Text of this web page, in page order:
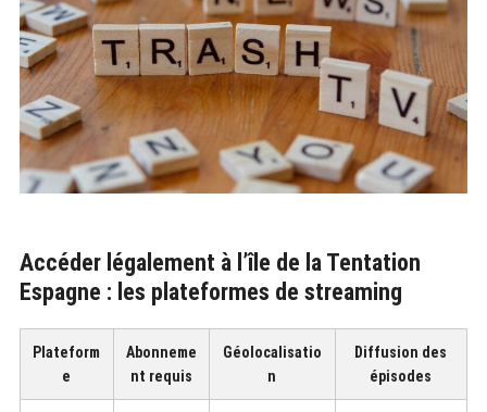
Accéder légalement à l’île de la Tentation
Espagne : les plateformes de streaming
Plateform
e
Abonneme
nt requis
Géolocalisatio
n
Diffusion des
épisodes